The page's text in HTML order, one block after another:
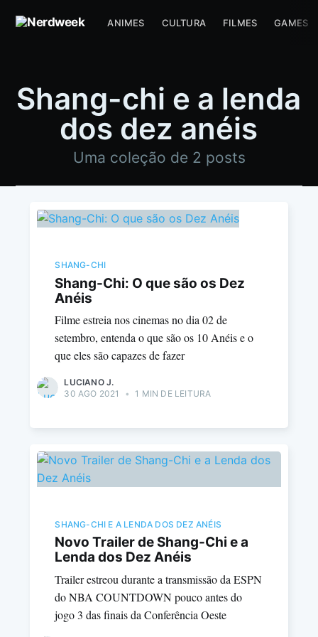
ANIMES CULTURA FILMES GAMES
Shang-chi e a lenda
dos dez anéis
Uma coleção de 2 posts
SHANG-CHI
Shang-Chi: O que são os Dez
Anéis
Filme estreia nos cinemas no dia 02 de
setembro, entenda o que são os 10 Anéis e o
que eles são capazes de fazer
LUCIANO J.
30 AGO 2021
• 1 MIN DE LEITURA
SHANG-CHI E A LENDA DOS DEZ ANÉIS
Novo Trailer de Shang-Chi e a
Lenda dos Dez Anéis
Trailer estreou durante a transmissão da ESPN
do NBA COUNTDOWN pouco antes do
jogo 3 das finais da Conferência Oeste